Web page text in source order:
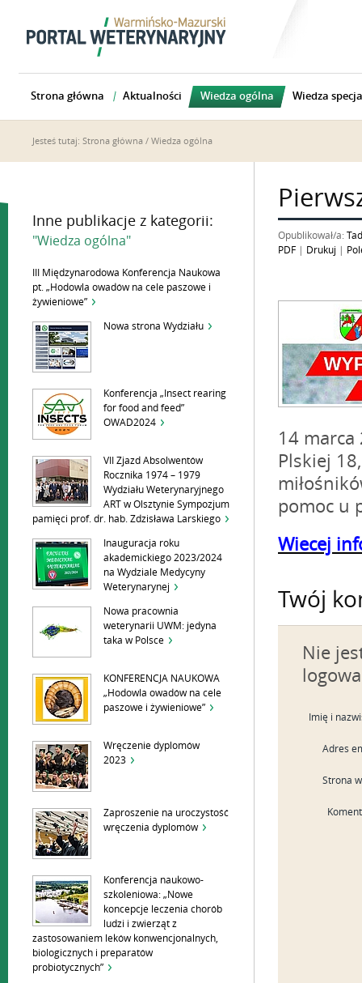
Strona główna Aktualności Wiedza ogólna Wiedza
Jesteś tutaj: Strona główna / Wiedza ogólna
Inne publikacje z kategorii:
"Wiedza ogólna"
III Międzynarodowa Konferencja Naukowa
pt. „Hodowla owadów na cele paszowe i
żywieniowe”
Nowa strona Wydziału
Konferencja „Insect rearing
for food and feed”
OWAD2024
VII Zjazd Absolwentów
Rocznika 1974 – 1979
Wydziału Weterynaryjnego
ART w Olsztynie Sympozjum
pamięci prof. dr. hab. Zdzisława Larskiego
Inauguracja roku
akademickiego 2023/2024
na Wydziale Medycyny
Weterynarynej
Nowa pracownia
weterynarii UWM: jedyna
taka w Polsce
KONFERENCJA NAUKOWA
„Hodowla owadów na cele
paszowe i żywieniowe”
Wręczenie dyplomów
2023
Zaproszenie na uroczystość
wręczenia dyplomów
Konferencja naukowo-
szkoleniowa: „Nowe
koncepcje leczenia chorób
ludzi i zwierząt z
zastosowaniem leków konwencjonalnych,
biologicznych i preparatów
probiotycznych”
Opublikował/a:
PDF
Drukuj
14 marca
Plskiej
pomoc u
Wiecej
Twój
Nie
Imię i
Adres
Strona